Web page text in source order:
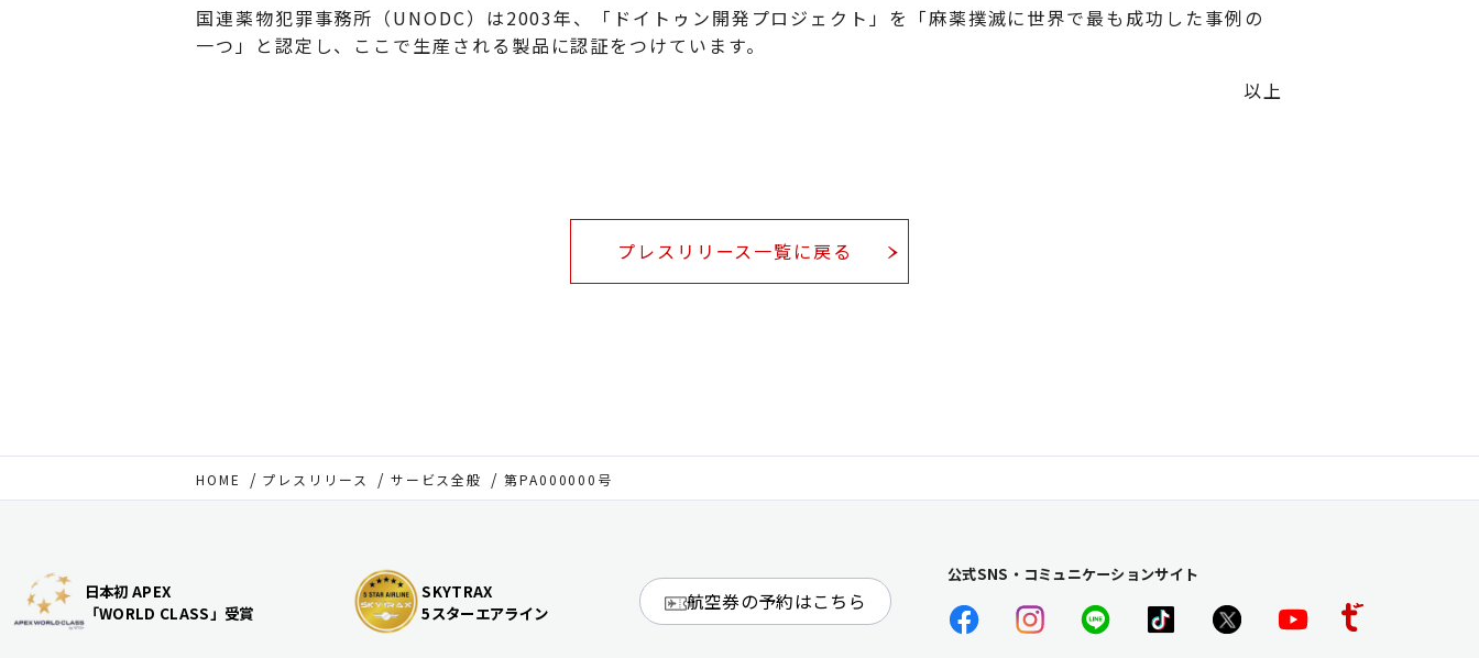
国連薬物犯罪事務所（UNODC）は2003年、「ドイトゥン開発プロジェクト」を「麻薬撲滅に世界で最も成功した事例の
一つ」と認定し、ここで生産される製品に認証をつけています。
以上
プレスリリース一覧に戻る
HOME プレスリリース サービス全般 第PA000000号
日本初 APEX
「WORLD CLASS」受賞
SKYTRAX
5スターエアライン
航空券の予約はこちら
公式SNS・コミュニケーションサイト